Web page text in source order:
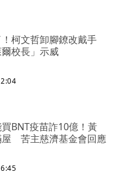
柯文哲卸腳鐐改戴手
校長」示威
BNT疫苗詐10億！黃
屋 苦主慈濟基金會回應